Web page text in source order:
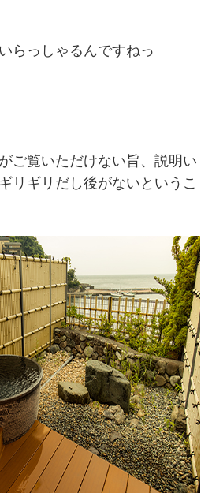
らっしゃるんですねっ
ご覧いただけない旨、説明い
リギリだし後がないというこ